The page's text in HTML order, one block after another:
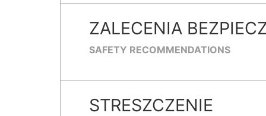
ZALECENIA
SAFETY RECOMMENDATIONS
STRESZCZENIE